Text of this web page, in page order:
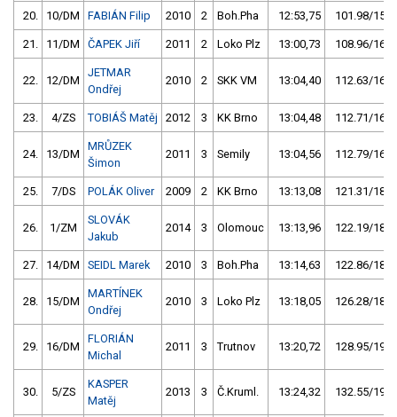
20. 10/DM FABIÁN Filip 2010 2 Boh.Pha 12:53,75 101.98/15,2
21. 11/DM ČAPEK Jiří 2011 2 Loko Plz 13:00,73 108.96/16,2
22. 12/DM
JETMAR
Ondřej
2010 2 SKK VM 13:04,40 112.63/16,8
23. 4/ZS TOBIÁŠ Matěj 2012 3 KK Brno 13:04,48 112.71/16,8
24. 13/DM
MRŮZEK
Šimon
2011 3 Semily 13:04,56 112.79/16,8
25. 7/DS POLÁK Oliver 2009 2 KK Brno 13:13,08 121.31/18,1
26. 1/ZM
SLOVÁK
Jakub
2014 3 Olomouc 13:13,96 122.19/18,2
27. 14/DM SEIDL Marek 2010 3 Boh.Pha 13:14,63 122.86/18,3
28. 15/DM
MARTÍNEK
Ondřej
2010 3 Loko Plz 13:18,05 126.28/18,8
29. 16/DM
FLORIÁN
Michal
2011 3 Trutnov 13:20,72 128.95/19,2
30. 5/ZS
KASPER
Matěj
2013 3 Č.Kruml. 13:24,32 132.55/19,7